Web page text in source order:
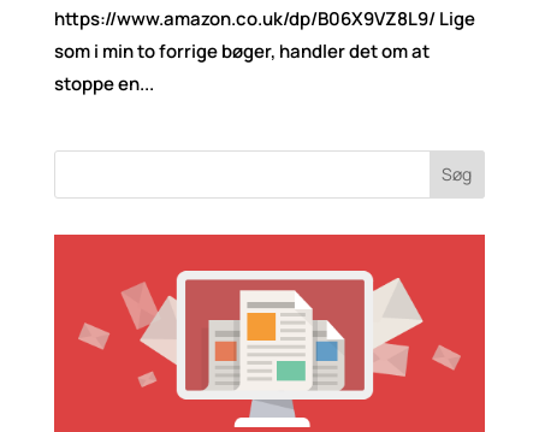
https://www.amazon.co.uk/dp/B06X9VZ8L9/ Lige
som i min to forrige bøger, handler det om at
stoppe en...
Søg